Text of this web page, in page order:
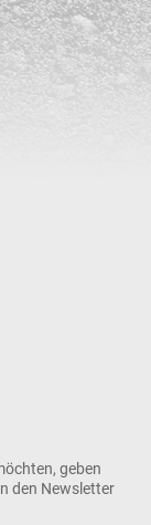
geben
den Newsletter